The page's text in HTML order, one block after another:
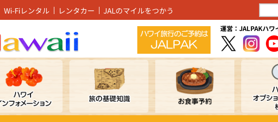
Wi-Fiレンタル レンタカー JALのマイルをつかう
運営：JALPAKハワ